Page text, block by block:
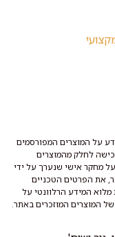
על המוצרים המפורסמים
לחלק מהמוצרים
על מחקר אישי שנערך על ידי
את הפרטים הטכניים
המידע הרלוונטי על
המוצרים המוזכרים באתר.